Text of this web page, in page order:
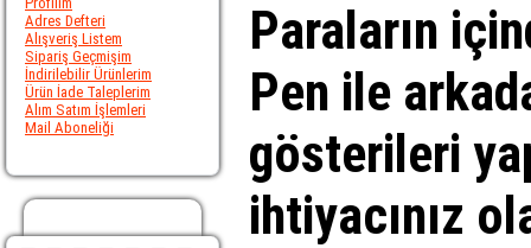
Adres Defteri
Alışveriş Listem
Sipariş Geçmişim
İndirilebilir Ürünlerim
Ürün İade Taleplerim
Alım Satım İşlemleri
Mail Aboneliği
Paraların
Pen ile
gösterileri
ihtiyacınız